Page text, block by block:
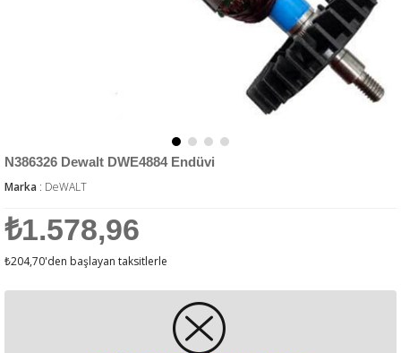
N386326 Dewalt DWE4884 Endüvi
Marka : DeWALT
₺1.578,96
₺204,70'den başlayan taksitlerle